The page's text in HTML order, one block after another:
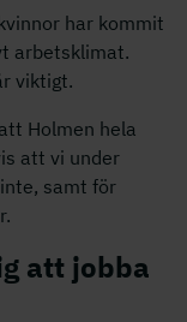
har kommit
arbetsklimat.
viktigt.
Holmen hela
att vi under
samt för
att jobba